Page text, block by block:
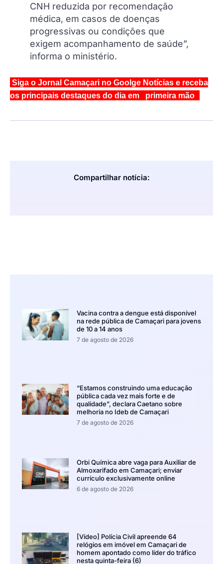
CNH reduzida por recomendação
médica, em casos de doenças
progressivas ou condições que
exigem acompanhamento de saúde”,
informa o ministério.
Siga o Jornal Camaçari no Goolge Notícias e receba
os principais destaques do dia em primeira mão
Compartilhar notícia:
Vacina contra a dengue está disponível
na rede pública de Camaçari para jovens
de 10 a 14 anos
7 de agosto de 2026
“Estamos construindo uma educação
pública cada vez mais forte e de
qualidade”, declara Caetano sobre
melhoria no Ideb de Camaçari
7 de agosto de 2026
Orbi Química abre vaga para Auxiliar de
Almoxarifado em Camaçari; enviar
currículo exclusivamente online
6 de agosto de 2026
[Vídeo] Polícia Civil apreende 64
relógios em imóvel em Camaçari de
homem apontado como líder do tráfico
nesta quinta-feira (6)